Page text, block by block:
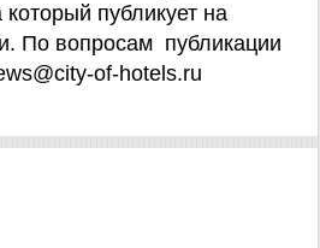
публикует на
По вопросам публикации
of-hotels.ru